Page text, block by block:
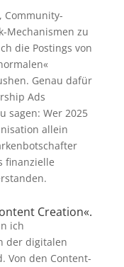
Community-
Mechanismen zu
die Postings von
Genau dafür
Ads
sagen: Wer 2025
allein
finanzielle
Creation«.
ich
der digitalen
Von den Content-